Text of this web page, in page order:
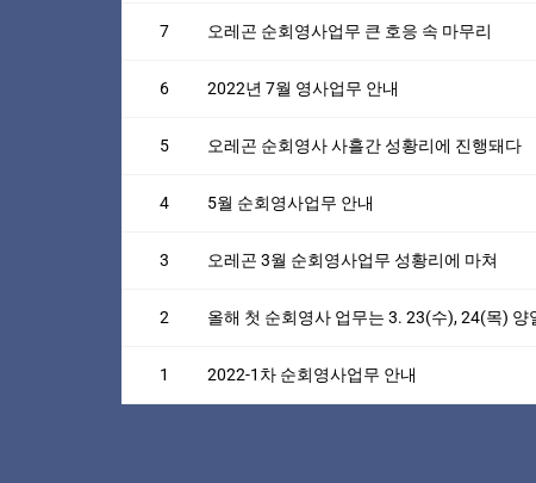
7 오레곤 순회영사업무 큰 호응 속 마무리
6 2022년 7월 영사업무 안내
5 오레곤 순회영사 사흘간 성황리에 진행돼다
4 5월 순회영사업무 안내
3 오레곤 3월 순회영사업무 성황리에 마쳐
2 올해 첫 순회영사 업무는 3. 23(수), 24(목) 양
1 2022-1차 순회영사업무 안내